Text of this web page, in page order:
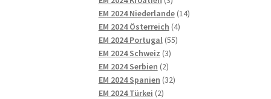
Produkte
EM 2024 Niederlande 1414
EM 2024 Österreich 44
Produkte
EM 2024 Portugal 5555
EM 2024 Schweiz 33
Produkte
EM 2024 Serbien 22
Produkte
EM 2024 Spanien 3232
EM 2024 Türkei 22